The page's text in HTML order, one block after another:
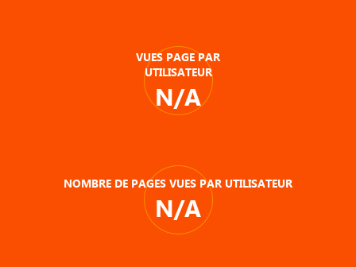
VUES PAGE PAR
UTILISATEUR
N/A
NOMBRE DE PAGES VUES PAR UTILISATEUR
N/A